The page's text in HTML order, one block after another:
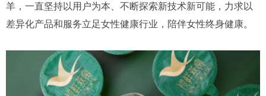
羊，一直坚持以用户为本、不断探索新技术新可能，力求以
差异化产品和服务立足女性健康行业，陪伴女性终身健康。